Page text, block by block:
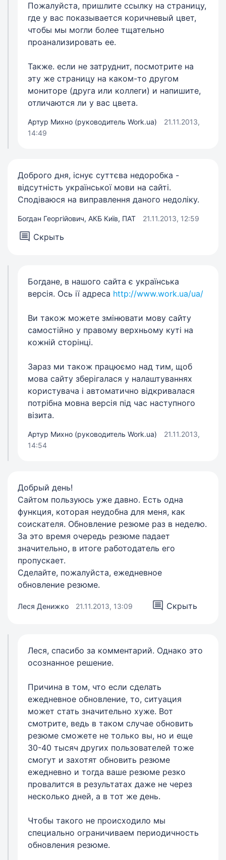
Пожалуйста, пришлите ссылку на страницу,
где у вас показывается коричневый цвет,
чтобы мы могли более тщательно
проанализировать ее.
Также. если не затруднит, посмотрите на
эту же страницу на каком-то другом
мониторе (друга или коллеги) и напишите,
отличаются ли у вас цвета.
Артур Михно (руководитель Work.ua)
21.11.2013,
14:49
Доброго дня, існує суттєва недоробка -
відсутність української мови на сайті.
Сподіваюся на виправлення даного недоліку.
Богдан Георгійович, АКБ Київ, ПАТ 21.11.2013, 12:59
Скрыть
Богдане, в нашого сайта є українська
версія. Ось ії адреса http://www.work.ua/ua/
Ви також можете змінювати мову сайту
самостійно у правому верхньому куті на
кожній сторінці.
Зараз ми також працюємо над тим, щоб
мова сайту зберігалася у налаштуваннях
користувача і автоматично відкривалася
потрібна мовна версія під час наступного
візита.
Артур Михно (руководитель Work.ua)
21.11.2013,
14:54
Добрый день!
Сайтом пользуюсь уже давно. Есть одна
функция, которая неудобна для меня, как
соискателя. Обновление резюме раз в неделю.
За это время очередь резюме падает
значительно, в итоге работодатель его
пропускает.
Сделайте, пожалуйста, ежедневное
обновление резюме.
Леся Денижко 21.11.2013, 13:09 Скрыть
Леся, спасибо за комментарий. Однако это
осознанное решение.
Причина в том, что если сделать
ежедневное обновление, то, ситуация
может стать значительно хуже. Вот
смотрите, ведь в таком случае обновить
резюме сможете не только вы, но и еще
30-40 тысяч других пользователей тоже
смогут и захотят обновить резюме
ежедневно и тогда ваше резюме резко
провалится в результатах даже не через
несколько дней, а в тот же день.
Чтобы такого не происходило мы
специально ограничиваем периодичность
обновления резюме.